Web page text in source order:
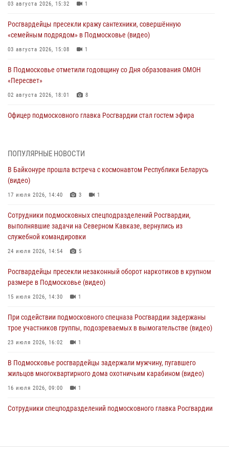
03 августа 2026, 15:32 1
Росгвардейцы пресекли кражу сантехники, совершённую
«семейным подрядом» в Подмосковье (видео)
03 августа 2026, 15:08 1
В Подмосковье отметили годовщину со Дня образования ОМОН
«Пересвет»
02 августа 2026, 18:01 8
Офицер подмосковного главка Росгвардии стал гостем эфира
крупную сумму в Подмосковье
31 июля 2026, 13:00
действиях в Подмосковье (видео)
31 июля 2026, 09:00
В Главном управлении Росгвардии по Московской области
образования региональной общественной организации ветеранов
войск правопорядка (видео)
30 июля 2026, 13:00 5
Росгвардейцы задержали нетрезвую автоледи в Подмосковье
30 июля 2026, 08:00 1
ПОПУЛЯРНЫЕ НОВОСТИ
В Байконуре прошла встреча с космонавтом Республики Беларусь
(видео)
17 июля 2026, 14:40 3 1
Сотрудники подмосковных спецподразделений Росгвардии,
выполнявшие задачи на Северном Кавказе, вернулись из
служебной командировки
24 июля 2026, 14:54 5
Росгвардейцы пресекли незаконный оборот наркотиков в крупном
размере в Подмосковье (видео)
15 июля 2026, 14:30 1
При содействии подмосковного спецназа Росгвардии задержаны
трое участников группы, подозреваемых в вымогательстве (видео)
23 июля 2026, 16:02 1
В Подмосковье росгвардейцы задержали мужчину, пугавшего
жильцов многоквартирного дома охотничьим карабином (видео)
16 июля 2026, 09:00 1
Сотрудники спецподразделений подмосковного главка Росгвардии